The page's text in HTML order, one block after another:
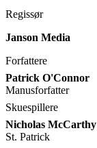
Regissør
Janson Media
Forfattere
Patrick O'Connor
Manusforfatter
Skuespillere
Nicholas McCarthy
St. Patrick